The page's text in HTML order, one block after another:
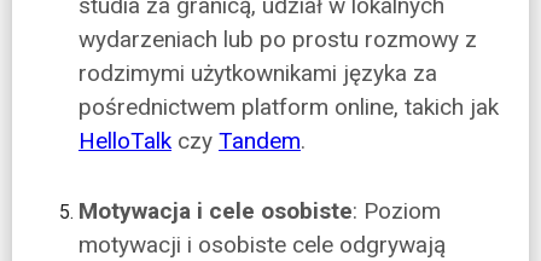
studia za granicą, udział w lokalnych
wydarzeniach lub po prostu rozmowy z
rodzimymi użytkownikami języka za
pośrednictwem platform online, takich jak
HelloTalk czy Tandem.
Motywacja i cele osobiste: Poziom
motywacji i osobiste cele odgrywają